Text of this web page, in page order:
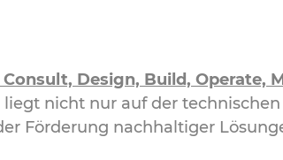
Consult, Design, Build, Operate,
nicht nur auf der
Förderung nachhaltiger